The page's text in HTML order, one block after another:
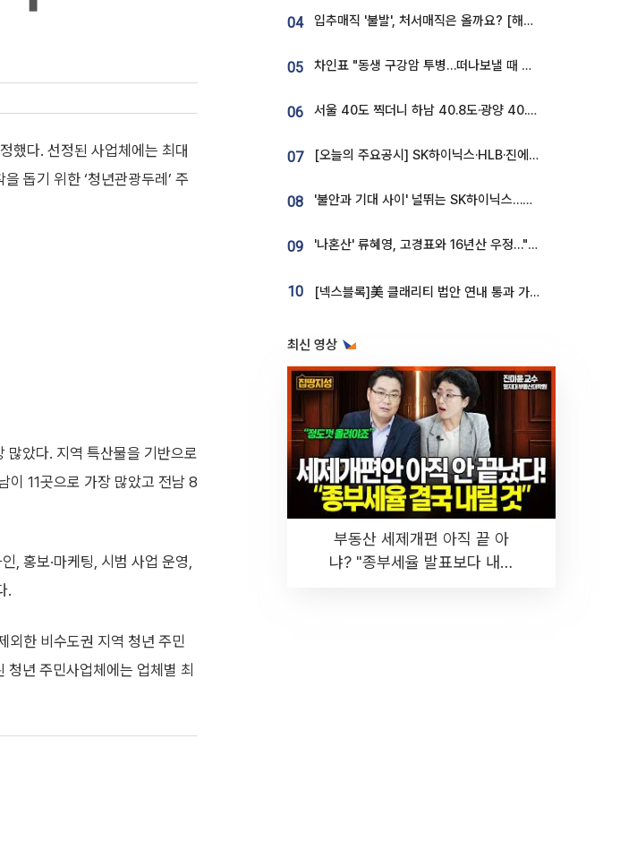
했다. 선정된 사업체에는 최대
돕기 위한 ‘청년관광두레’ 주
많았다. 지역 특산물을 기반으로
이 11곳으로 가장 많았고 전남 8
, 홍보·마케팅, 시범 사업 운영,
.
외한 비수도권 지역 청년 주민
년 주민사업체에는 업체별 최
04 입추매직 '불발', 처서매직은 올까요? [해시태그]
05 차인표 "동생 구강암 투병…떠나보낼 때 가장 힘들었다”
06 서울 40도 찍더니 하남 40.8도·광양 40.2도…전국 '펄펄'
07 [오늘의 주요공시] SK하이닉스·HLB·진에어·포스코홀딩스·네이버·대우건설 등
08 '불안과 기대 사이' 널뛰는 SK하이닉스…증권가 "HBM4·LTA 기반 펀터멘털 견고"
09 '나혼산' 류혜영, 고경표와 16년산 우정…"자취방서 부모님과 마주쳐"
10 [넥스블록]美 클래리티 법안 연내 통과 가능성 13%…상원 문턱서 제동
최신 영상
부동산 세제개편 아직 끝 아
냐? "종부세율 발표보다 내릴